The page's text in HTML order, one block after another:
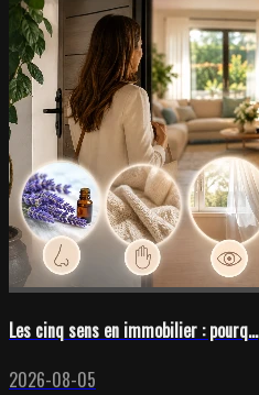
Les cinq sens en immobilier : pourq...
2026-08-05